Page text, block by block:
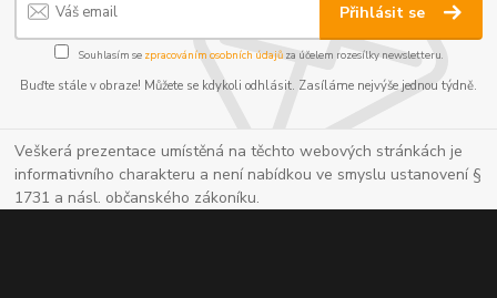
Přihlásit se
Souhlasím se zpracováním osobních údajůza účelem rozesílky newsletteru.
Buďte stále v obraze! Můžete se kdykoli odhlásit. Zasíláme nejvýše jednou týdně.
Veškerá prezentace umístěná na těchto webových stránkách je
informativního charakteru a není nabídkou ve smyslu ustanovení §
1731 a násl. občanského zákoníku.